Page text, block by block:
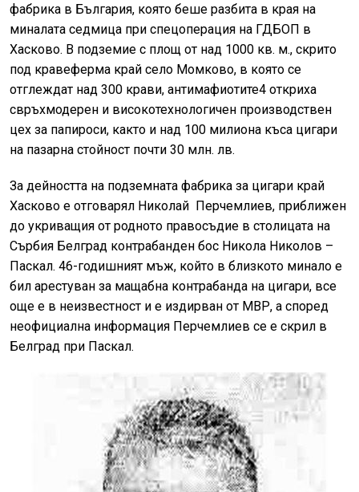
фабрика в България, която беше разбита в края на
миналата седмица при спецоперация на ГДБОП в
Хасково. В подземие с площ от над 1000 кв. м., скрито
под кравеферма край село Момково, в която се
отглеждат над 300 крави, антимафиотите4 откриха
свръхмодерен и високотехнологичен производствен
цех за папироси, както и над 100 милиона къса цигари
на пазарна стойност почти 30 млн. лв.
За дейността на подземната фабрика за цигари край
Хасково е отговарял Николай Перчемлиев, приближен
до укриващия от родното правосъдие в столицата на
Сърбия Белград контрабанден бос Никола Николов –
Паскал. 46-годишният мъж, който в близкото минало е
бил арестуван за мащабна контрабанда на цигари, все
още е в неизвестност и е издирван от МВР, а според
неофициална информация Перчемлиев се е скрил в
Белград при Паскал.